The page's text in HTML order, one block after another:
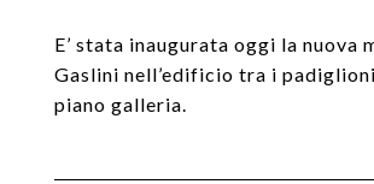
E’ stata inaugurata oggi la nuova
Gaslini nell’edificio tra i
piano galleria.